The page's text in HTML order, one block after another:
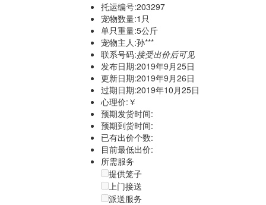
托运编号:203297
宠物数量:1只
单只重量:5公斤
宠物主人:孙***
联系号码:接受出价后可见
发布日期:2019年9月25日
更新日期:2019年9月26日
过期日期:2019年10月25日
心理价:￥
预期发货时间:
预期到货时间:
已有出价个数:
目前最低出价:
所需服务
提供笼子
上门接送
派送服务